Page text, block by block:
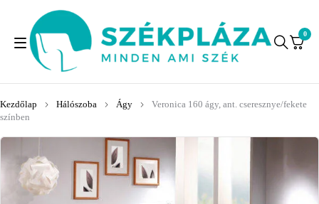
0
Kezdőlap Hálószoba Ágy
Veronica 160 ágy, ant. cseresznye/fekete
színben